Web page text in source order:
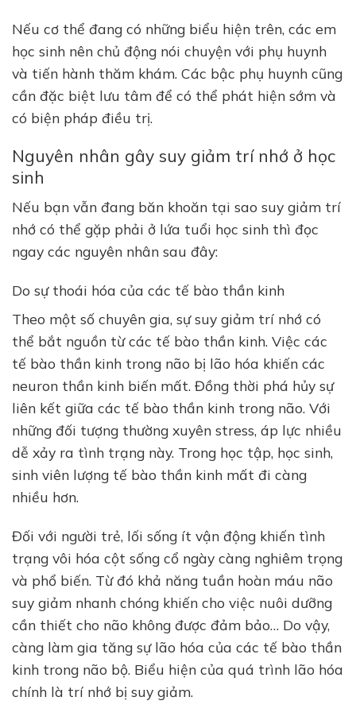
Nếu cơ thể đang có những biểu hiện trên, các em
học sinh nên chủ động nói chuyện với phụ huynh
và tiến hành thăm khám. Các bậc phụ huynh cũng
cần đặc biệt lưu tâm để có thể phát hiện sớm và
có biện pháp điều trị.
Nguyên nhân gây suy giảm trí nhớ ở học
sinh
Nếu bạn vẫn đang băn khoăn tại sao suy giảm trí
nhớ có thể gặp phải ở lứa tuổi học sinh thì đọc
ngay các nguyên nhân sau đây:
Do sự thoái hóa của các tế bào thần kinh
Theo một số chuyên gia, sự suy giảm trí nhớ có
thể bắt nguồn từ các tế bào thần kinh. Việc các
tế bào thần kinh trong não bị lão hóa khiến các
neuron thần kinh biến mất. Đồng thời phá hủy sự
liên kết giữa các tế bào thần kinh trong não. Với
những đối tượng thường xuyên stress, áp lực nhiều
dễ xảy ra tình trạng này. Trong học tập, học sinh,
sinh viên lượng tế bào thần kinh mất đi càng
nhiều hơn.
Đối với người trẻ, lối sống ít vận động khiến tình
trạng vôi hóa cột sống cổ ngày càng nghiêm trọng
và phổ biến. Từ đó khả năng tuần hoàn máu não
suy giảm nhanh chóng khiến cho việc nuôi dưỡng
cần thiết cho não không được đảm bảo… Do vậy,
càng làm gia tăng sự lão hóa của các tế bào thần
kinh trong não bộ. Biểu hiện của quá trình lão hóa
chính là trí nhớ bị suy giảm.